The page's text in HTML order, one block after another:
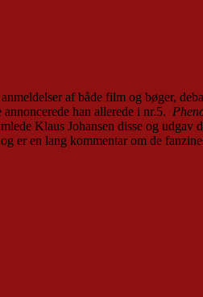
af både film og bøger,
han allerede i nr.5.
Klaus Johansen disse og udgav
er en lang kommentar om de